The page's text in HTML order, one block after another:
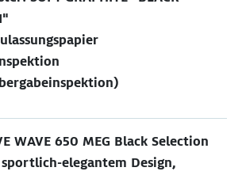
WAVE 650 MEG Black Selection
elegantem Design,